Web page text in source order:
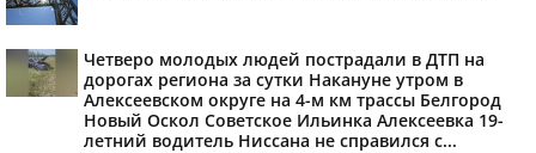
Четверо молодых людей пострадали в ДТП на
дорогах региона за сутки Накануне утром в
Алексеевском округе на 4-м км трассы Белгород
Новый Оскол Советское Ильинка Алексеевка 19-
летний водитель Ниссана не справился с...